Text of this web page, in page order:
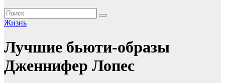
Жизнь
Лучшие бьюти-образы
Дженнифер Лопес